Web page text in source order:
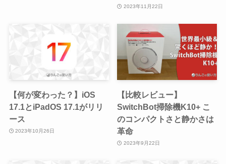
2023年11月22日
【何が変わった？】iOS
17.1とiPadOS 17.1がリリ
ース
2023年10月26日
【比較レビュー】
SwitchBot掃除機K10+ こ
のコンパクトさと静かさは
革命
2023年9月22日